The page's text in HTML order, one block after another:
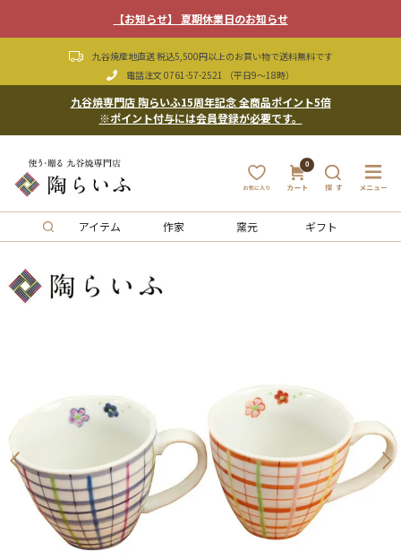
【お知らせ】 夏期休業日のお知らせ
九谷焼産地直送 税込5,500円以上のお買い物で送料無料です
電話注文 0761-57-2521 （平日9〜18時）
九谷焼専門店 陶らいふ15周年記念 全商品ポイント5倍
※ポイント付与には会員登録が必要です。
0
アイテム 作家 窯元 ギフト